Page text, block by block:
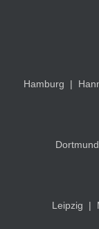
Hamburg |
Dortmund
Leipzig |